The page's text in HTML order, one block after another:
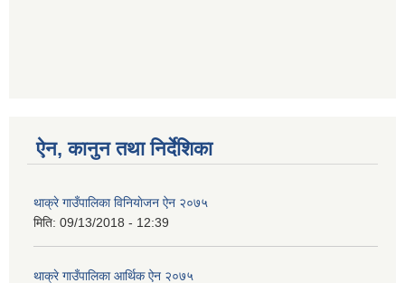
ऐन, कानुन तथा निर्देशिका
थाक्रे गाउँपालिका विनियाेजन ऐन २०७५
मिति: 09/13/2018 - 12:39
थाक्रे गाउँपालिका आर्थिक ‌ऐन २०७५